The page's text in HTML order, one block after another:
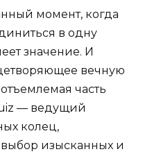
момент, когда
в одну
значение. И
вечную
часть
— ведущий
колец,
изысканных и